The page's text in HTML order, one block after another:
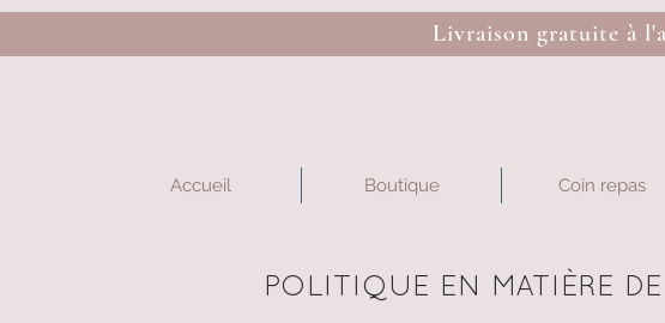
Livraison gratuite à
Accueil Boutique Coin repas
POLITIQUE EN MATIÈRE